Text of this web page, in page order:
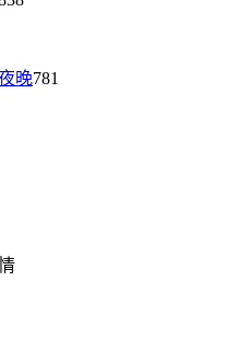
晚781